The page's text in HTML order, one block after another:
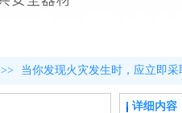
>> 当你发现火灾发生时，应立即
详细内容